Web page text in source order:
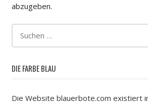
abzugeben.
DIE FARBE BLAU
Die Website blauerbote.com existiert